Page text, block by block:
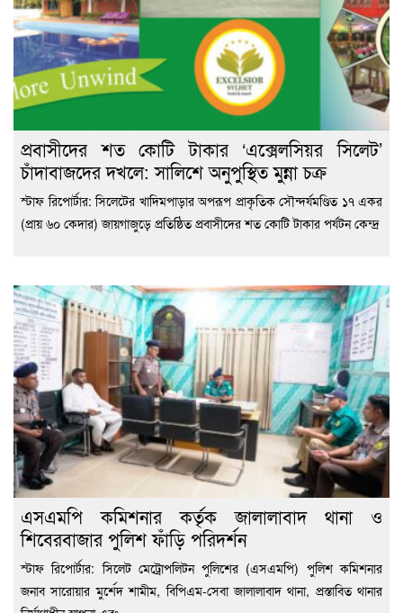
প্রবাসীদের শত কোটি টাকার ‘এক্সেলসিয়র সিলেট’
চাঁদাবাজদের দখলে: সালিশে অনুপুস্থিত মুন্না চক্র
স্টাফ রিপোর্টার: সিলেটের খাদিমপাড়ার অপরূপ প্রাকৃতিক সৌন্দর্যমণ্ডিত ১৭ একর
(প্রায় ৬০ কেদার) জায়গাজুড়ে প্রতিষ্ঠিত প্রবাসীদের শত কোটি টাকার পর্যটন কেন্দ্র
এসএমপি কমিশনার কর্তৃক জালালাবাদ থানা ও
শিবেরবাজার পুলিশ ফাঁড়ি পরিদর্শন
স্টাফ রিপোর্টার: সিলেট মেট্রোপলিটন পুলিশের (এসএমপি) পুলিশ কমিশনার
জনাব সারোয়ার মুর্শেদ শামীম, বিপিএম-সেবা জালালাবাদ থানা, প্রস্তাবিত থানার